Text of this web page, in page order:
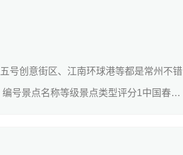
号创意街区、江南环球港等都是常州不错
号景点名称等级景点类型评分1中国春秋